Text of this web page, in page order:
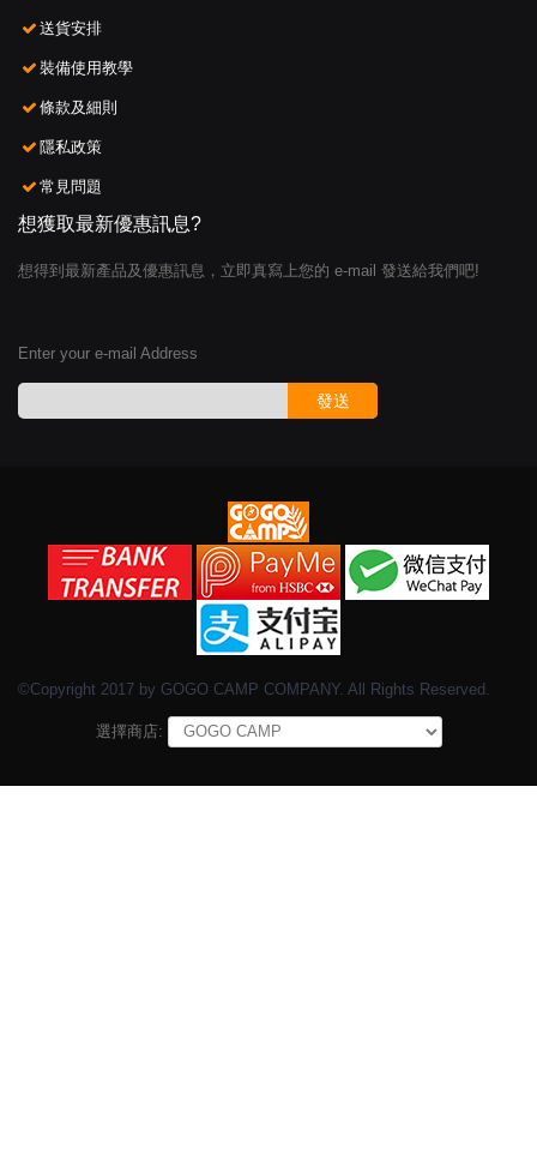
送貨安排
裝備使用教學
條款及細則
隱私政策
常見問題
想獲取最新優惠訊息?
想得到最新產品及優惠訊息，立即真寫上您的 e-mail 發送給我們吧!
Enter your e-mail Address
發送
©Copyright 2017 by GOGO CAMP COMPANY. All Rights Reserved.
選擇商店: